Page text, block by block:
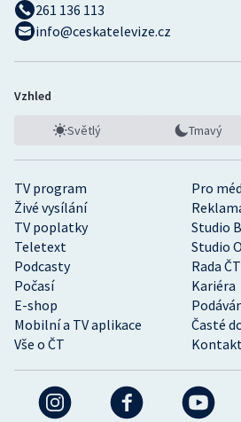
TV program
Pro
Živé vysílání
TV poplatky
Studio
Teletext
Studio
Podcasty
Rada ČT
Počasí
Kariéra
E-shop
Mobilní a TV aplikace
Časté
Vše o ČT
261 136 113
info@ceskatelevize.cz
Vzhled
Světlý Tmavý